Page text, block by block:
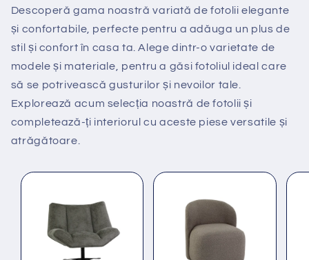
Descoperă gama noastră variată de fotolii elegante
și confortabile, perfecte pentru a adăuga un plus de
stil și confort în casa ta. Alege dintr-o varietate de
modele și materiale, pentru a găsi fotoliul ideal care
să se potrivească gusturilor și nevoilor tale.
Explorează acum selecția noastră de fotolii și
completează-ți interiorul cu aceste piese versatile și
atrăgătoare.